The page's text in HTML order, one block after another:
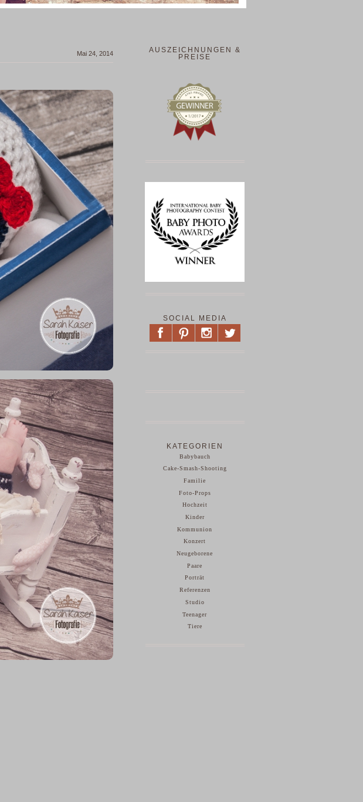
Mai 24, 2014
AUSZEICHNUNGEN &
PREISE
SOCIAL MEDIA
KATEGORIEN
Babybauch
Cake-Smash-Shooting
Familie
Foto-Props
Hochzeit
Kinder
Kommunion
Konzert
Neugeborene
Paare
Porträt
Referenzen
Studio
Teenager
Tiere